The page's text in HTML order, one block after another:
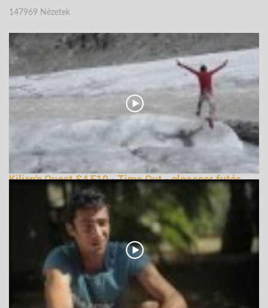
147969 Nézetek
Kilian's Quest S4 E10 - Time Out - gleccser futás
144742 Nézetek